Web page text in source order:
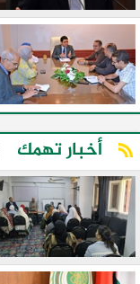
أخبار تهمك